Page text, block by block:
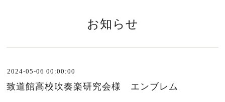
お知らせ
2024-05-06 00:00:00
致道館高校吹奏楽研究会様 エンブレム